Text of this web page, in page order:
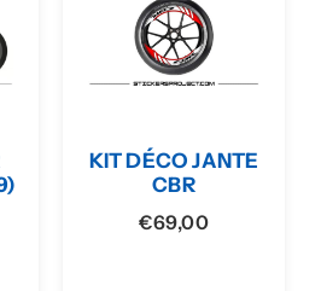
KIT DÉCO JANTE
CBR
€69,00